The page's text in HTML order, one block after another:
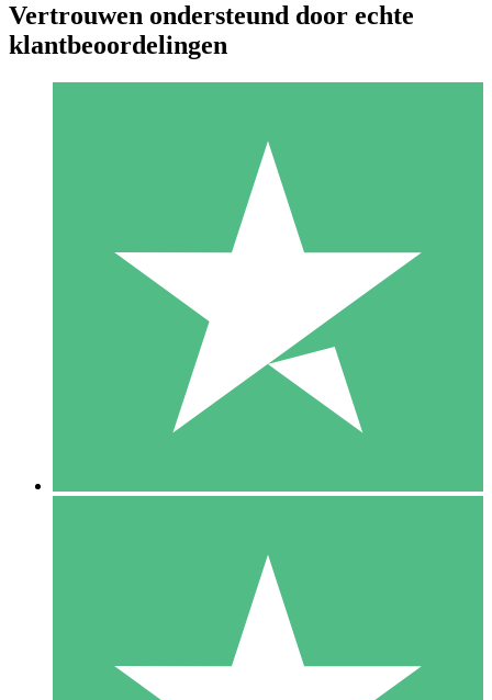
Individuele Creditpakketten
Betaal per gebruik met downloadtegoeden. Geen maandelijkse
1000
10 Downloaden
20 00
Vertrouwen ondersteund door echte
klantbeoordelingen